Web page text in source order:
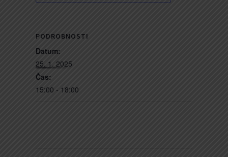
PODROBNOSTI
Datum:
25. 1. 2025
Čas:
15:00 - 18:00